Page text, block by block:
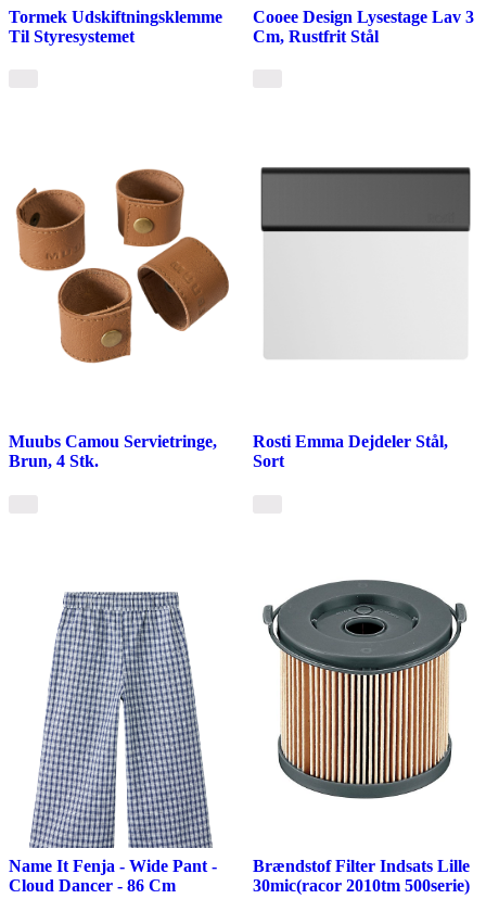
Tormek Udskiftningsklemme
Til Styresystemet
Cooee Design Lysestage Lav 3
Cm, Rustfrit Stål
Muubs Camou Servietringe,
Brun, 4 Stk.
Rosti Emma Dejdeler Stål,
Sort
Name It Fenja - Wide Pant -
Cloud Dancer - 86 Cm
Brændstof Filter Indsats Lille
30mic(racor 2010tm 500serie)